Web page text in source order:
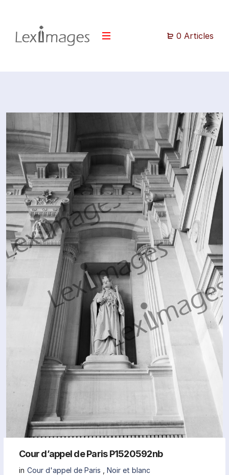
0 Articles
Cour d’appel de Paris P1520592nb
in Cour d'appel de Paris Noir et blanc